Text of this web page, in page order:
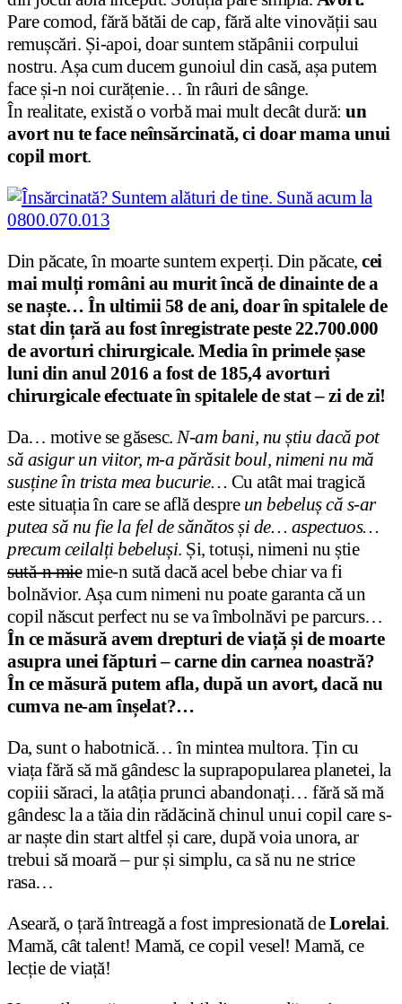
Pare comod, fără bătăi de cap, fără alte vinovății sau
remușcări. Și-apoi, doar suntem stăpânii corpului
nostru. Așa cum ducem gunoiul din casă, așa putem
face și-n noi curățenie… în râuri de sânge.
În realitate, există o vorbă mai mult decât dură: un
avort nu te face neînsărcinată, ci doar mama unui
copil mort.
Din păcate, în moarte suntem experți. Din păcate, cei
mai mulți români au murit încă de dinainte de a
se naște… În ultimii 58 de ani, doar în spitalele de
stat din țară au fost înregistrate peste 22.700.000
de avorturi chirurgicale. Media în primele șase
luni din anul 2016 a fost de 185,4 avorturi
chirurgicale efectuate în spitalele de stat – zi de zi!
Da… motive se găsesc. N-am bani, nu știu dacă pot
să asigur un viitor, m-a părăsit boul, nimeni nu mă
susține în trista mea bucurie… Cu atât mai tragică
este situația în care se află despre un bebeluș că s-ar
putea să nu fie la fel de sănătos și de… aspectuos…
precum ceilalți bebeluși. Și, totuși, nimeni nu știe
sută-n miemie-n sută dacă acel bebe chiar va fi
bolnăvior. Așa cum nimeni nu poate garanta că un
copil născut perfect nu se va îmbolnăvi pe parcurs…
În ce măsură avem drepturi de viață și de moarte
asupra unei făpturi – carne din carnea noastră?
În ce măsură putem afla, după un avort, dacă nu
cumva ne-am înșelat?…
Da, sunt o habotnică… în mintea multora. Țin cu
viața fără să mă gândesc la suprapopularea planetei, la
copiii săraci, la atâția prunci abandonați… fără să mă
gândesc la a tăia din rădăcină chinul unui copil care s-
ar naște din start altfel și care, după voia unora, ar
trebui să moară – pur și simplu, ca să nu ne strice
rasa…
Aseară, o țară întreagă a fost impresionată deLorelai.
Mamă, cât talent! Mamă, ce copil vesel! Mamă, ce
lecție de viață!